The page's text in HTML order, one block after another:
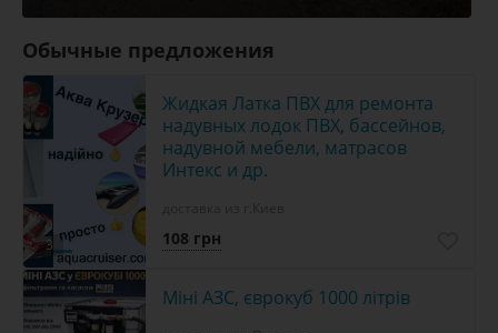
Обычные предложения
3
Жидкая Латка ПВХ для ремонта
надувных лодок ПВХ, бассейнов,
надувной мебели, матрасов
Интекс и др.
108 грн
Міні АЗС, єврокуб 1000 літрів